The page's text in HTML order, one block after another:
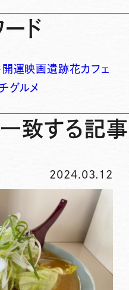
ド
開運映画遺跡花カフェ
グルメ
致する記事
2024.03.12